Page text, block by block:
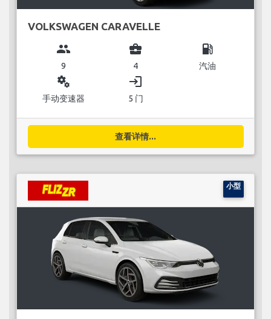
VOLKSWAGEN CARAVELLE
group
9
business_center
4
local_gas_station
汽油
miscellaneous_services
手动变速器
login
5 门
查看详情...
小型